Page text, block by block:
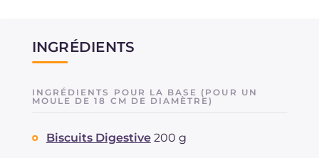
INGRÉDIENTS
INGRÉDIENTS POUR LA BASE (POUR UN
MOULE DE 18 CM DE DIAMÈTRE)
Biscuits Digestive 200 g